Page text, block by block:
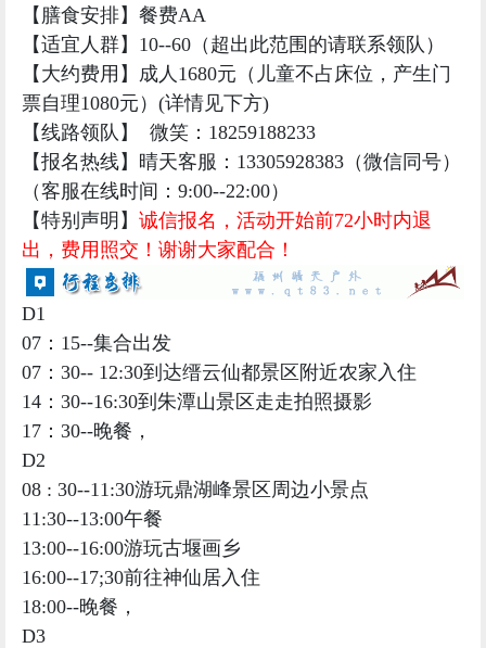
【膳食安排】 餐费AA
【适宜人群】10--60 （超出此范围的请联系领队）
【大约费用】成人1680元（儿童不占床位，产生门
票自理1080元）(详情见下方)
【线路领队 】 微笑：18259188233
【报名热线】晴天客服：13305928383（微信同号）
（客服在线时间：9:00--22:00）
【特别声明】 诚信报名，活动开始前72小时内退
出，费用照交！谢谢大家配合！
D1
07：15--集合出发
07：30-- 12:30到达缙云仙都景区附近农家入住
14：30--16:30到朱潭山景区走走拍照摄影
17：30--晚餐，
D2
08 : 30--11:30游玩鼎湖峰景区周边小景点
11:30--13:00午餐
13:00--16:00游玩古堰画乡
16:00--17;30前往神仙居入住
18:00--晚餐，
D3